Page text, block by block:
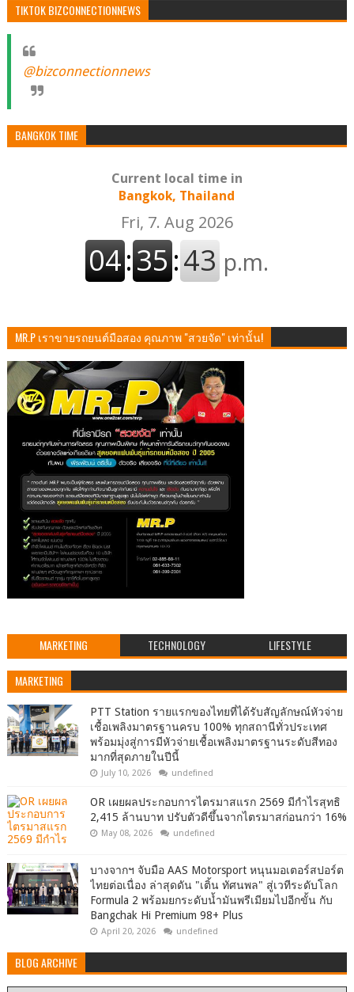
TIKTOK BIZCONNECTIONNEWS
@bizconnectionnews
BANGKOK TIME
Current local time in
Bangkok, Thailand
MR.P เราขายรถยนต์มือสอง คุณภาพ "สวยจัด" เท่านั้น!
MARKETING TECHNOLOGY LIFESTYLE
MARKETING
PTT Station รายแรกของไทยที่ได้รับสัญลักษณ์หัวจ่าย
เชื้อเพลิงมาตรฐานครบ 100% ทุกสถานีทั่วประเทศ
พร้อมมุ่งสู่การมีหัวจ่ายเชื้อเพลิงมาตรฐานระดับสีทอง
มากที่สุดภายในปีนี้
July 10, 2026 undefined
OR เผยผลประกอบการไตรมาสแรก 2569 มีกำไรสุทธิ
2,415 ล้านบาท ปรับตัวดีขึ้นจากไตรมาสก่อนกว่า 16%
May 08, 2026 undefined
บางจากฯ จับมือ AAS Motorsport หนุนมอเตอร์สปอร์ต
ไทยต่อเนื่อง ล่าสุดดัน "เติ้น ทัศนพล" สู่เวทีระดับโลก
Formula 2 พร้อมยกระดับน้ำมันพรีเมียมไปอีกขั้น กับ
Bangchak Hi Premium 98+ Plus
April 20, 2026 undefined
BLOG ARCHIVE